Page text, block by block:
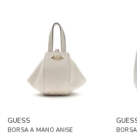
GUESS
BORSA A MANO ANISE